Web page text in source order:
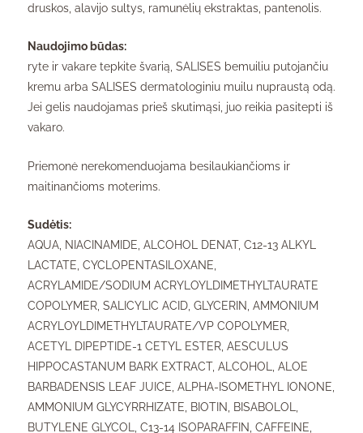
druskos, alavijo sultys, ramunėlių ekstraktas, pantenolis.
Naudojimo būdas:
ryte ir vakare tepkite švarią, SALISES bemuiliu putojančiu
kremu arba SALISES dermatologiniu muilu nupraustą odą.
Jei gelis naudojamas prieš skutimąsi, juo reikia pasitepti iš
vakaro.
Priemonė nerekomenduojama besilaukiančioms ir
maitinančioms moterims.
Sudėtis:
AQUA, NIACINAMIDE, ALCOHOL DENAT, C12-13 ALKYL
LACTATE, CYCLOPENTASILOXANE,
ACRYLAMIDE/SODIUM ACRYLOYLDIMETHYLTAURATE
COPOLYMER, SALICYLIC ACID, GLYCERIN, AMMONIUM
ACRYLOYLDIMETHYLTAURATE/VP COPOLYMER,
ACETYL DIPEPTIDE-1 CETYL ESTER, AESCULUS
HIPPOCASTANUM BARK EXTRACT, ALCOHOL, ALOE
BARBADENSIS LEAF JUICE, ALPHA-ISOMETHYL IONONE,
AMMONIUM GLYCYRRHIZATE, BIOTIN, BISABOLOL,
BUTYLENE GLYCOL, C13-14 ISOPARAFFIN, CAFFEINE,